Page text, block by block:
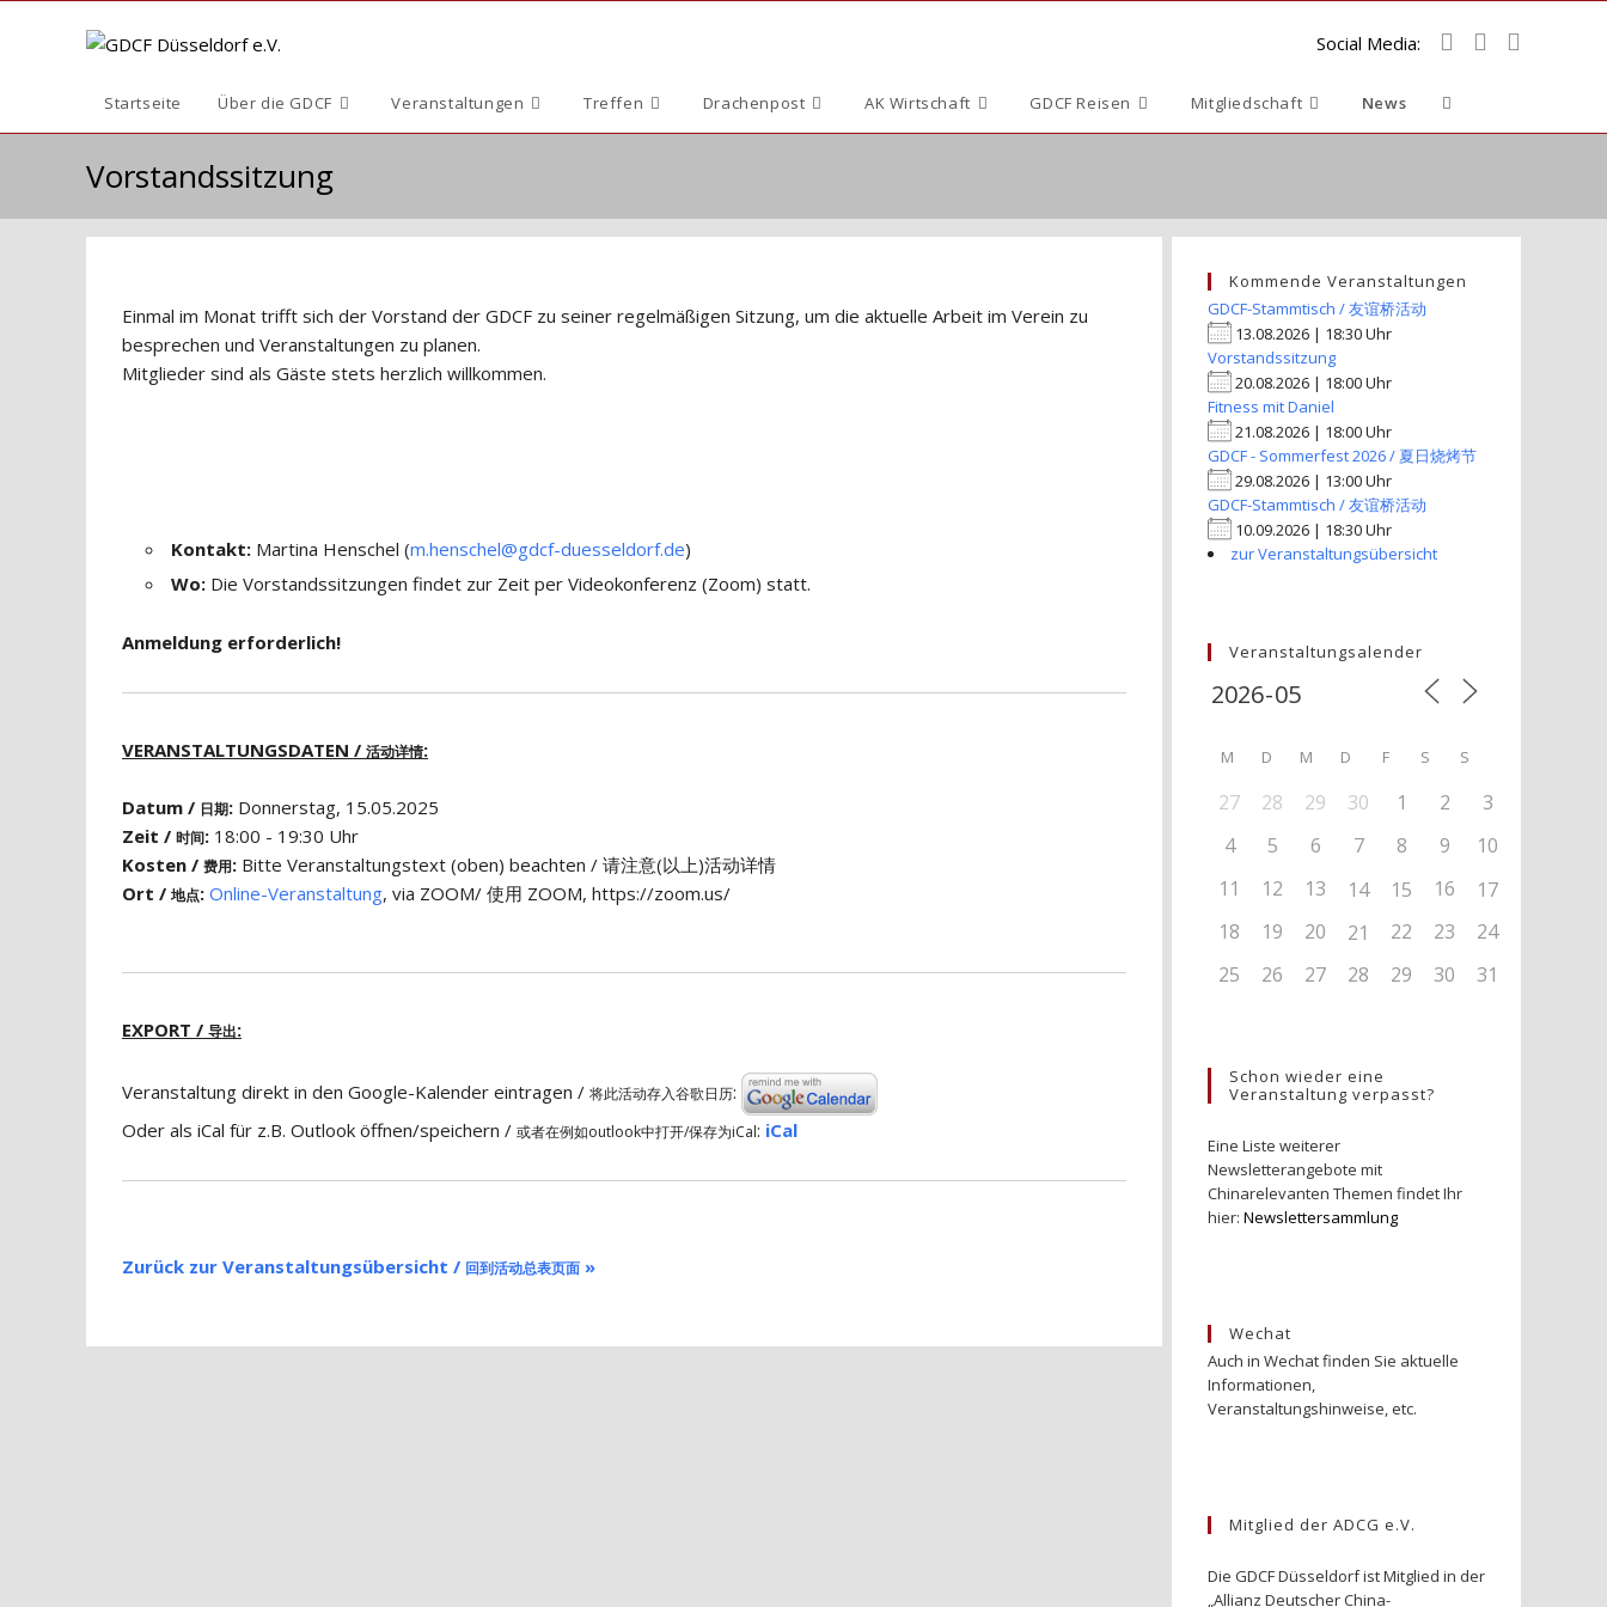
Social Media:
Startseite Über die GDCF Veranstaltungen Treffen Drachenpost AK Wirtschaft GDCF Reisen Mitgliedschaft News Website-
umschalten
Vorstandssitzung
Einmal im Monat trifft sich der Vorstand der GDCF zu seiner regelmäßigen Sitzung, um die aktuelle Arbeit im Verein zu
besprechen und Veranstaltungen zu planen.
Mitglieder sind als Gäste stets herzlich willkommen.
Kontakt: Martina Henschel (m.henschel@gdcf-duesseldorf.de)
Wo: Die Vorstandssitzungen findet zur Zeit per Videokonferenz (Zoom) statt.
Anmeldung erforderlich!
VERANSTALTUNGSDATEN / 活动详情:
Datum / 日期: Donnerstag, 15.05.2025
Zeit / 时间: 18:00 - 19:30 Uhr
Kosten / 费用: Bitte Veranstaltungstext (oben) beachten / 请注意(以上)活动详情
Ort / 地点: Online-Veranstaltung, via ZOOM/ 使用 ZOOM, https://zoom.us/
EXPORT / 导出:
Veranstaltung direkt in den Google-Kalender eintragen / 将此活动存入谷歌日历:
Oder als iCal für z.B. Outlook öffnen/speichern / 或者在例如outlook中打开/保存为iCal: iCal
Zurück zur Veranstaltungsübersicht / 回到活动总表页面 »
Kommende Veranstaltungen
GDCF-Stammtisch / 友谊桥活动
13.08.2026 | 18:30 Uhr
Vorstandssitzung
20.08.2026 | 18:00 Uhr
Fitness mit Daniel
21.08.2026 | 18:00 Uhr
GDCF - Sommerfest 2026 / 夏日烧烤节
29.08.2026 | 13:00 Uhr
GDCF-Stammtisch / 友谊桥活动
10.09.2026 | 18:30 Uhr
zur Veranstaltungsübersicht
Veranstaltungsalender
M D M D F S S
27 28 29 30 1 2
3
4
5 6 7 8 9
10
11
12 13 14 15 16
17
18
19 20 21 22 23
24
25
26 27 28 29 30 31
Schon wieder eine
Veranstaltung verpasst?
Eine Liste weiterer
Newsletterangebote mit
Chinarelevanten Themen findet Ihr
hier: Newslettersammlung
Wechat
Auch in Wechat finden Sie aktuelle
Informationen,
Veranstaltungshinweise, etc.
Mitglied der ADCG e.V.
Die GDCF Düsseldorf ist Mitglied in der
„Allianz Deutscher China-